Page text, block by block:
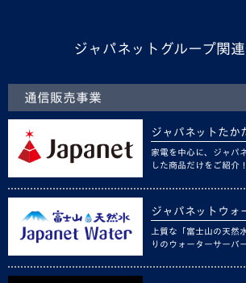
ジャパネットグループ関
通信販売事業
ジャパネットたか
家電を中心に、ジャパ
した商品だけをご紹介！
ジャパネットウォ
上質な「富士山の天然
りのウォーターサーバ